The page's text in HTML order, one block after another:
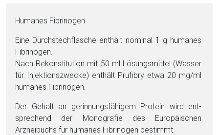
Hu­ma­nes Fi­bri­no­gen
Eine Durchstechflasche enthält nominal 1 g hu­manes
Fi­bri­no­gen.
Nach Rekonstitution mit 50 ml Lö­sungs­mit­tel (Was­ser
für In­jek­tions­zwecke) enthält Prufibry et­wa 20 mg/ml
hu­manes Fi­bri­no­gen.
Der Ge­halt an gerinnungsfä­hi­gem Pro­te­in wird ent­
sprechend der Mo­nografie des Europäischen
Arzneibuchs für hu­manes Fi­bri­no­gen bestimmt.